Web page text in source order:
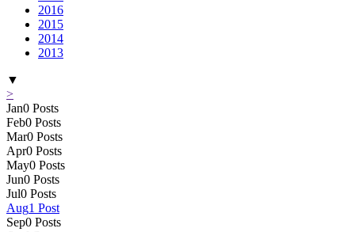
2016
2015
2014
2013
▼
>
Jan0 Posts
Feb0 Posts
Mar0 Posts
Apr0 Posts
May0 Posts
Jun0 Posts
Jul0 Posts
Aug1 Post
Sep0 Posts